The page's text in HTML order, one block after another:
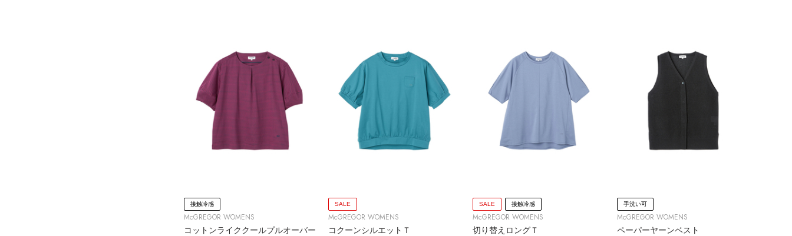
接触冷感
McGREGOR WOMENS
コットンライククールプルオーバー
SALE
McGREGOR WOMENS
コクーンシルエットＴ
SALE 接触冷感
McGREGOR WOMENS
切り替えロングＴ
手洗い可
McGREGOR WOMENS
ペーパーヤーンベスト